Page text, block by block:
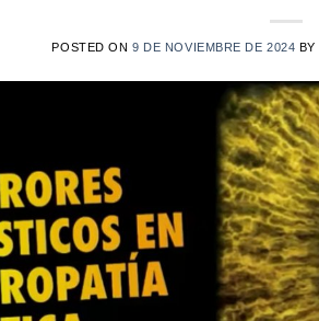
POSTED ON9 DE NOVIEMBRE DE 2024 BY